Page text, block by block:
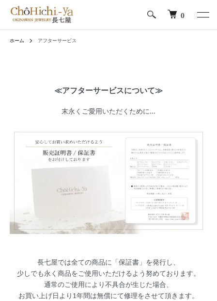
0
ホーム アフターサービス
≪アフターサービスについて≫
末永くご愛用いただくために…
長七屋では全ての商品に「保証書」を発行し、
少しでも永く商品をご使用いただけるよう努めております。
通常のご使用により不具合が生じた場合、
お買い上げ日より1年間は無償にて修理をさせて頂きます。